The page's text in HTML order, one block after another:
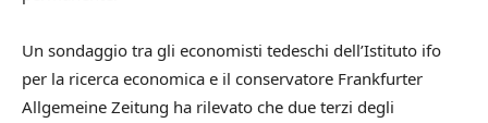
Un sondaggio tra gli economisti tedeschi dell’Istituto ifo
per la ricerca economica e il conservatore Frankfurter
Allgemeine Zeitung ha rilevato che due terzi degli